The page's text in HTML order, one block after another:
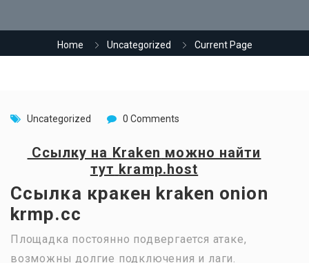
Home Uncategorized Current Page
Uncategorized 0 Comments
Ссылку на Kraken можно найти
тут kramp.host
Ссылка кракен kraken onion
krmp.cc
Площадка постоянно подвергается атаке,
возможны долгие подключения и лаги.